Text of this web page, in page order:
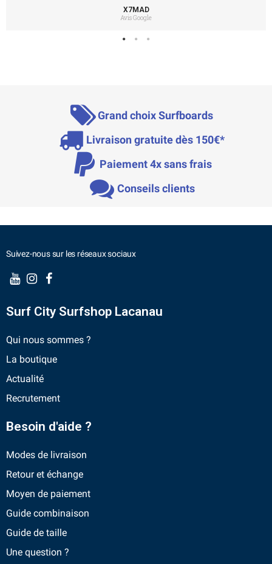
X7MAD
Avis Google
Grand choix Surfboards
Livraison gratuite dès 150€*
Paiement 4x sans frais
Conseils clients
Suivez-nous sur les réseaux sociaux
Surf City Surfshop Lacanau
Qui nous sommes ?
La boutique
Actualité
Recrutement
Besoin d'aide ?
Modes de livraison
Retour et échange
Moyen de paiement
Guide combinaison
Guide de taille
Une question ?